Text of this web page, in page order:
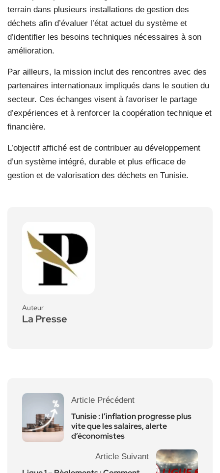
terrain dans plusieurs installations de gestion des
déchets afin d’évaluer l’état actuel du système et
d’identifier les besoins techniques nécessaires à son
amélioration.
Par ailleurs, la mission inclut des rencontres avec des
partenaires internationaux impliqués dans le soutien du
secteur. Ces échanges visent à favoriser le partage
d’expériences et à renforcer la coopération technique et
financière.
L’objectif affiché est de contribuer au développement
d’un système intégré, durable et plus efficace de
gestion et de valorisation des déchets en Tunisie.
Auteur
La Presse
Article Précédent
Tunisie : l’inflation progresse plus
vite que les salaires, alerte
d’économistes
Article Suivant